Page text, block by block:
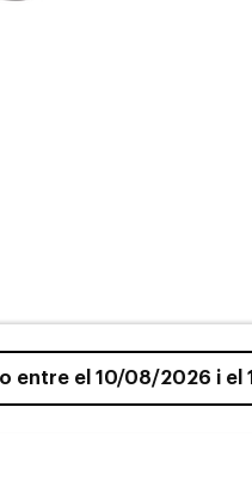
entre el 10/08/2026 i el